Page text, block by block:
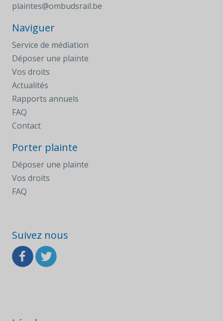
plaintes@ombudsrail.be
Naviguer
Service de médiation
Déposer une plainte
Vos droits
Actualités
Rapports annuels
FAQ
Contact
Porter plainte
Déposer une plainte
Vos droits
FAQ
Suivez nous